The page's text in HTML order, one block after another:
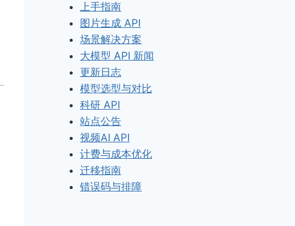
上手指南
图片生成 API
场景解决方案
大模型 API 新闻
更新日志
模型选型与对比
科研 API
站点公告
视频AI API
计费与成本优化
迁移指南
错误码与排障